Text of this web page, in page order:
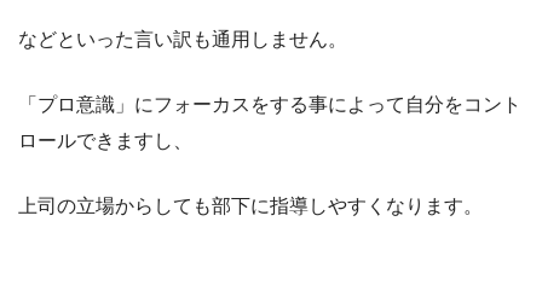
などといった言い訳も通用しません。
「プロ意識」にフォーカスをする事によって自分をコント
ロールできますし、
上司の立場からしても部下に指導しやすくなります。